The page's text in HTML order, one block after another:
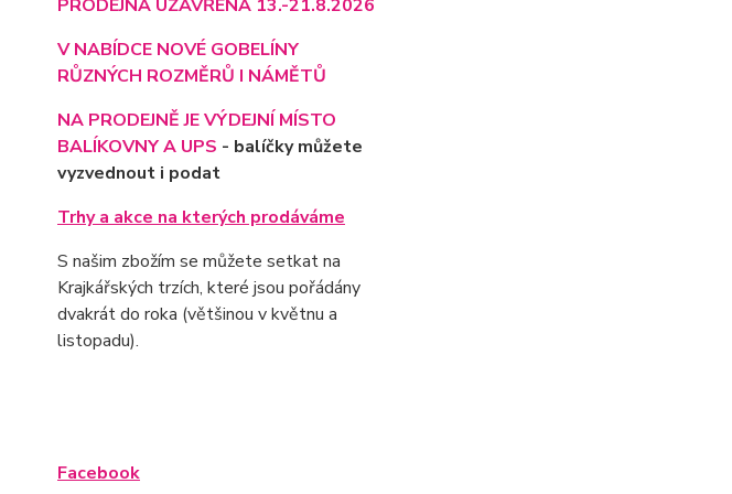
PRODEJNA UZAVŘENA 13.-21.8.2026
V NABÍDCE NOVÉ GOBELÍNY
RŮZNÝCH ROZMĚRŮ I NÁMĚTŮ
NA PRODEJNĚ JE VÝDEJNÍ MÍSTO
BALÍKOVNY A UPS - balíčky můžete
vyzvednout i podat
Trhy a akce na kterých prodáváme
S našim zbožím se můžete setkat na
Krajkářských trzích, které jsou pořádány
dvakrát do roka (většinou v květnu a
listopadu).
Facebook